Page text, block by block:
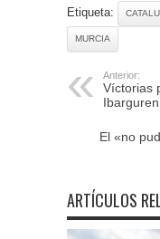
Etiqueta:
MURCIA
Anterior:
Víctorias
El «no
ARTÍCULOS